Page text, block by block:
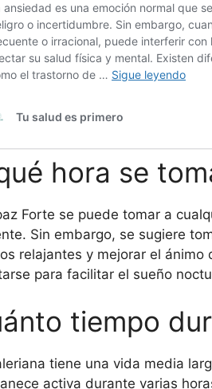
hora se
Forte se puede tomar a
Sin embargo, se sugiere
relajantes y mejorar el
para facilitar el sueño
tiempo
tiene una vida media
activa durante varias